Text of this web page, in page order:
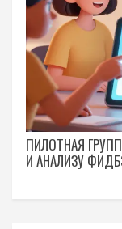
ПИЛОТНАЯ
И АНАЛИЗУ